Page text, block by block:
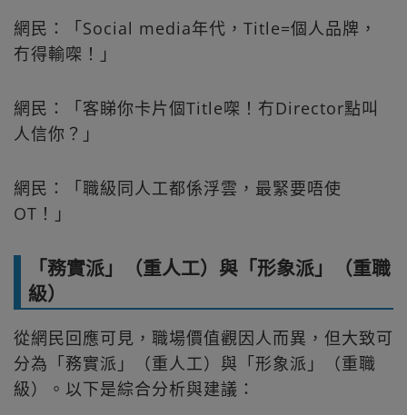
網民：「Social media年代，Title=個人品牌，
冇得輸㗎！」
網民：「客睇你卡片個Title㗎！冇Director點叫
人信你？」
網民：「職級同人工都係浮雲，最緊要唔使
OT！」
「務實派」（重人工）與「形象派」（重職
級）
從網民回應可見，職場價值觀因人而異，但大致可
分為「務實派」（重人工）與「形象派」（重職
級）。以下是綜合分析與建議：